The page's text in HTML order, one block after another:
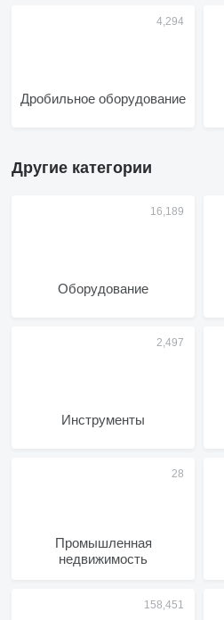
Дробильное оборудование
Другие категории
Оборудование
Инструменты
Промышленная
недвижимость